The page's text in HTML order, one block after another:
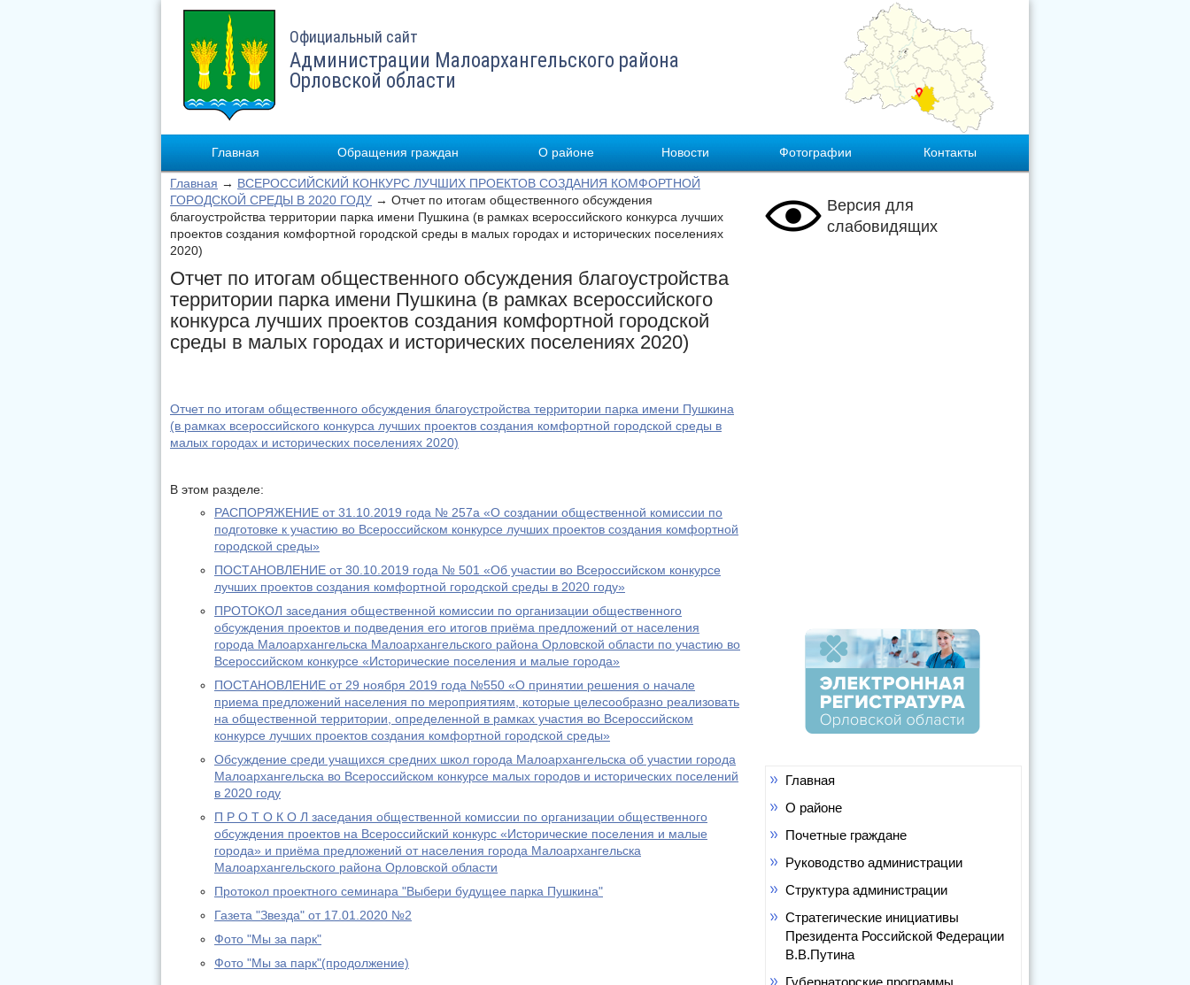
Официальный сайт
Администрации Малоархангельского района
Орловской области
Главная Обращения граждан О районе Новости Фотографии Контакты
Главная → ВСЕРОССИЙСКИЙ КОНКУРС ЛУЧШИХ ПРОЕКТОВ СОЗДАНИЯ КОМФОРТНОЙ
ГОРОДСКОЙ СРЕДЫ В 2020 ГОДУ → Отчет по итогам общественного обсуждения
благоустройства территории парка имени Пушкина (в рамках всероссийского конкурса лучших
проектов создания комфортной городской среды в малых городах и исторических поселениях
2020)
Отчет по итогам общественного обсуждения благоустройства
территории парка имени Пушкина (в рамках всероссийского
конкурса лучших проектов создания комфортной городской
среды в малых городах и исторических поселениях 2020)
Отчет по итогам общественного обсуждения благоустройства территории парка имени Пушкина
(в рамках всероссийского конкурса лучших проектов создания комфортной городской среды в
малых городах и исторических поселениях 2020)
В этом разделе:
РАСПОРЯЖЕНИЕ от 31.10.2019 года № 257а «О создании общественной комиссии по
подготовке к участию во Всероссийском конкурсе лучших проектов создания комфортной
городской среды»
ПОСТАНОВЛЕНИЕ от 30.10.2019 года № 501 «Об участии во Всероссийском конкурсе
лучших проектов создания комфортной городской среды в 2020 году»
ПРОТОКОЛ заседания общественной комиссии по организации общественного
обсуждения проектов и подведения его итогов приёма предложений от населения
города Малоархангельска Малоархангельского района Орловской области по участию во
Всероссийском конкурсе «Исторические поселения и малые города»
ПОСТАНОВЛЕНИЕ от 29 ноября 2019 года №550 «О принятии решения о начале
приема предложений населения по мероприятиям, которые целесообразно реализовать
на общественной территории, определенной в рамках участия во Всероссийском
конкурсе лучших проектов создания комфортной городской среды»
Обсуждение среди учащихся средних школ города Малоархангельска об участии города
Малоархангельска во Всероссийском конкурсе малых городов и исторических поселений
в 2020 году
П Р О Т О К О Л заседания общественной комиссии по организации общественного
обсуждения проектов на Всероссийский конкурс «Исторические поселения и малые
города» и приёма предложений от населения города Малоархангельска
Малоархангельского района Орловской области
Протокол проектного семинара "Выбери будущее парка Пушкина"
Газета "Звезда" от 17.01.2020 №2
Фото "Мы за парк"
Фото "Мы за парк"(продолжение)
Версия для
слабовидящих
Главная
О районе
Почетные граждане
Руководство администрации
Структура администрации
Стратегические инициативы
Президента Российской Федерации
В.В.Путина
Губернаторские программы